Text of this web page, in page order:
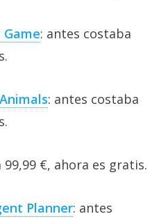
Game: antes costaba
: antes costaba
€, ahora es gratis.
Planner: antes